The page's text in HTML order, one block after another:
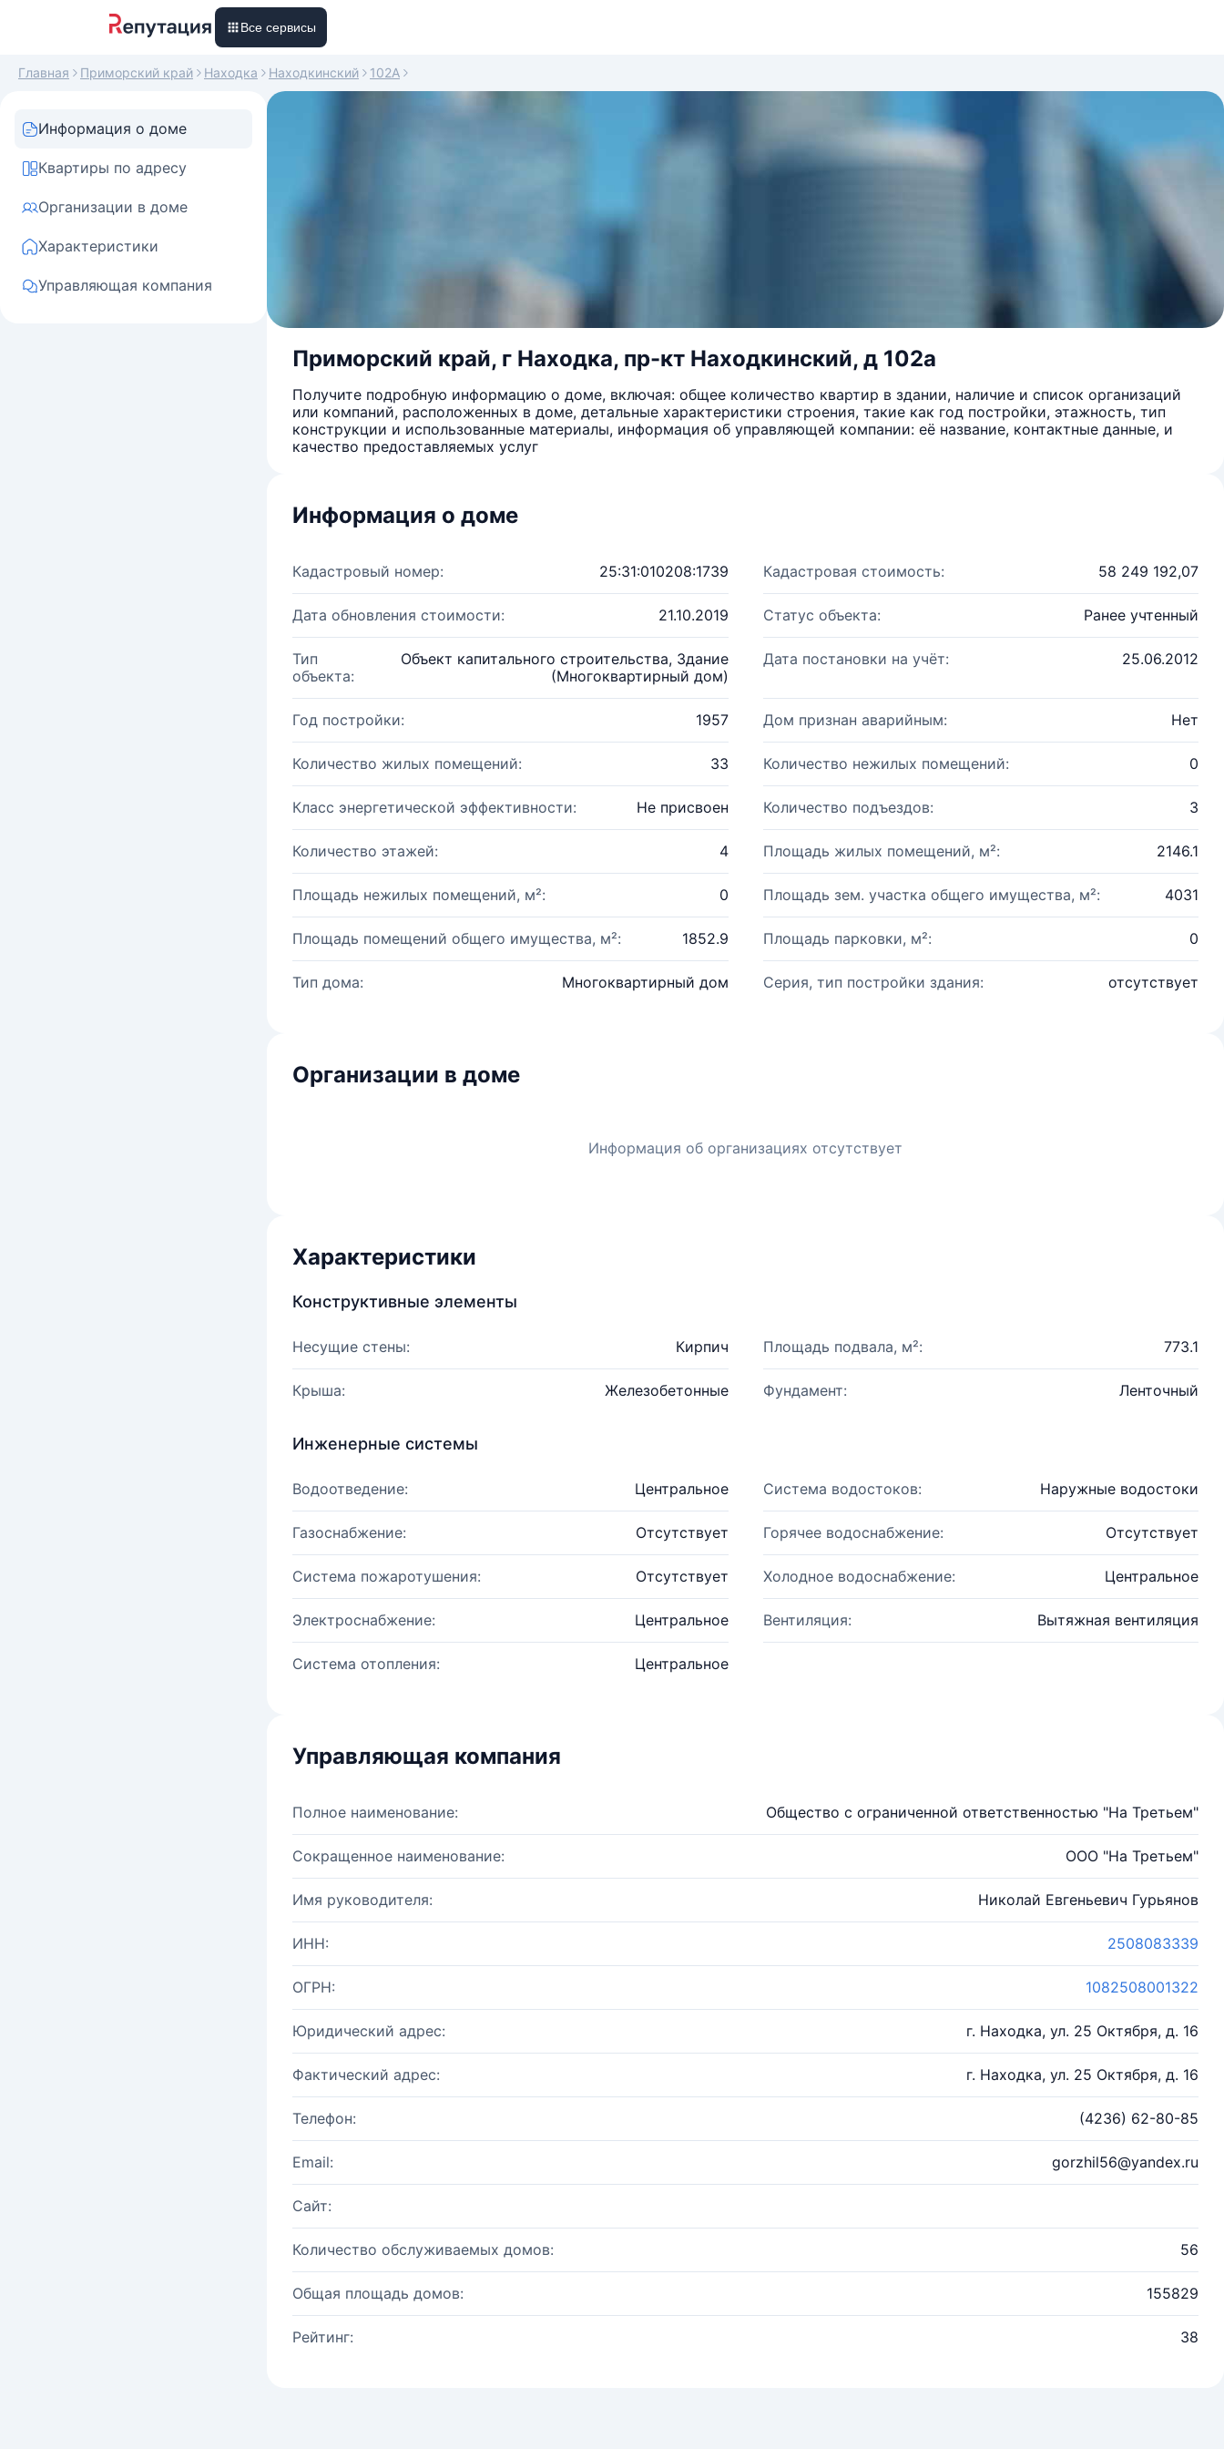
Все сервисы
Главная Приморский край Находка Находкинский 102А
Информация о доме
Квартиры по адресу
Организации в доме
Характеристики
Управляющая компания
Приморский край, г Находка, пр-кт Находкинский, д 102а
Получите подробную информацию о доме, включая: общее количество квартир в здании, наличие и список организаций
или компаний, расположенных в доме, детальные характеристики строения, такие как год постройки, этажность, тип
конструкции и использованные материалы, информация об управляющей компании: её название, контактные данные, и
качество предоставляемых услуг
Информация о доме
Кадастровый номер: 25:31:010208:1739 Кадастровая стоимость: 58 249 192,07
Дата обновления стоимости: 21.10.2019 Статус объекта: Ранее учтенный
Тип
объекта:
Объект капитального строительства, Здание
(Многоквартирный дом)
Дата постановки на учёт: 25.06.2012
Год постройки: 1957 Дом признан аварийным: Нет
Количество жилых помещений: 33 Количество нежилых помещений: 0
Класс энергетической эффективности: Не присвоен Количество подъездов: 3
Количество этажей: 4 Площадь жилых помещений, м²: 2146.1
Площадь нежилых помещений, м²: 0 Площадь зем. участка общего имущества, м²: 4031
Площадь помещений общего имущества, м²: 1852.9 Площадь парковки, м²: 0
Тип дома: Многоквартирный дом Серия, тип постройки здания: отсутствует
Организации в доме
Информация об организациях отсутствует
Характеристики
Конструктивные элементы
Несущие стены: Кирпич Площадь подвала, м²: 773.1
Крыша: Железобетонные Фундамент: Ленточный
Инженерные системы
Водоотведение: Центральное Система водостоков: Наружные водостоки
Газоснабжение: Отсутствует Горячее водоснабжение: Отсутствует
Система пожаротушения: Отсутствует Холодное водоснабжение: Центральное
Электроснабжение: Центральное Вентиляция: Вытяжная вентиляция
Система отопления: Центральное
Управляющая компания
Полное наименование: Общество с ограниченной ответственностью "На Третьем"
Сокращенное наименование: ООО "На Третьем"
Имя руководителя: Николай Евгеньевич Гурьянов
ИНН: 2508083339
ОГРН: 1082508001322
Юридический адрес: г. Находка, ул. 25 Октября, д. 16
Фактический адрес: г. Находка, ул. 25 Октября, д. 16
Телефон: (4236) 62-80-85
Email: gorzhil56@yandex.ru
Сайт:
Количество обслуживаемых домов: 56
Общая площадь домов: 155829
Рейтинг: 38